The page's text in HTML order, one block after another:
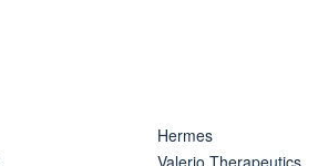
Hermes
Valerio Therapeutics